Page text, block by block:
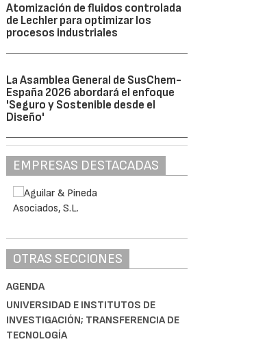
Atomización de fluidos controlada
de Lechler para optimizar los
procesos industriales
La Asamblea General de SusChem-
España 2026 abordará el enfoque
'Seguro y Sostenible desde el
Diseño'
EMPRESAS DESTACADAS
OTRAS SECCIONES
AGENDA
UNIVERSIDAD E INSTITUTOS DE
INVESTIGACIÓN; TRANSFERENCIA DE
TECNOLOGÍA